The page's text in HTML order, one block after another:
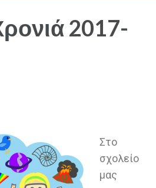
2017-
Στο
σχολείο
μας